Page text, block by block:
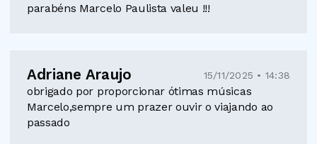
parabéns Marcelo Paulista valeu !!!
Adriane Araujo 15/11/2025 • 14:38
obrigado por proporcionar ótimas músicas
Marcelo,sempre um prazer ouvir o viajando ao
passado